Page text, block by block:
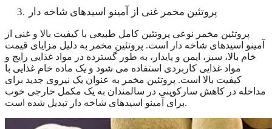
3. پروتئین مخمر غنی از آمینو اسیدهای شاخه دار
پروتئین مخمر نوعی پروتئین کامل طبیعی با کیفیت بالا و غنی از
آمینو اسیدهای شاخه دار است. پروتئین مخمر به دلیل مزایای قیمت
خام بالا، سبز، ایمن و پایدار، به طور گسترده در مواد غذایی رایج و
مواد غذایی کاربردی استفاده می شود و یک ماده خام غذایی با
کیفیت بالا است. پروتئین مخمر به عنوان یک نیروی جدید برای
مداخله در کاهش سارکوپنی در سالمندان به یک مکمل خارجی خوب
برای آمینو اسیدهای شاخه دار تبدیل شده است.